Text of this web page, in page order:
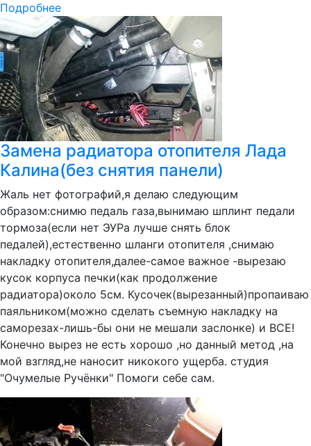
Подробнее
Замена радиатора отопителя Лада
Калина(без снятия панели)
Жаль нет фотографий,я делаю следующим
образом:снимю педаль газа,вынимаю шплинт педали
тормоза(если нет ЭУРа лучше снять блок
педалей),естественно шланги отопителя ,снимаю
накладку отопителя,далее-самое важное -вырезаю
кусок корпуса печки(как продолжение
радиатора)около 5см. Кусочек(вырезанный)пропаиваю
паяльником(можно сделать съемную накладку на
саморезах-лишь-бы они не мешали заслонке) и ВСЕ!
Конечно вырез не есть хорошо ,но данный метод ,на
мой взгляд,не наносит никокого ущерба. студия
"Очумелые Ручёнки" Помоги себе сам.